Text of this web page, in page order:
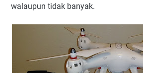
walaupun tidak banyak.